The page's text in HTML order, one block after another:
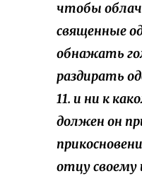
чтобы
священные
обнажать
раздирать
11. и ни к
должен он
отцу своему